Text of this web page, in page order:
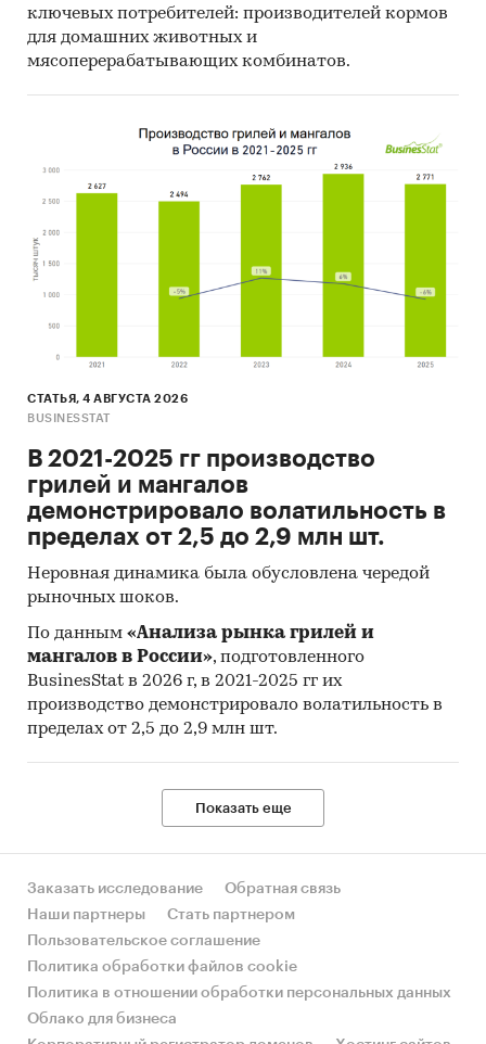
Разработать региональные акции и
спецпредложения с учетом покупательской
способности.
Развить дистрибуцию и партнёрскую
Определить перспективные регионы
для открытия новых точек продаж или
складов.
привлекательность и потенциал рынка.
Сравнить рынки в разных регионах перед
запуском проектов. Рассчитать
сокращении присутствия в конкретных
регионах.
спланировать объемы выпуска под
реальный спрос в каждом регионе.
В категорию «филе замороженной рыбы»
входят суммарно (без сегментации по видам):
филе рыбы замороженное, включая фарш
Компания «Экспресс-Обзор» – с 2005 года на
рынке готовых исследований. Исследования,
проведенные специалистами «Экспресс-
Обзор», дают возможность в сжатом виде
получить основную информацию и общее
представление о ситуации на рынке.
Полученные в ходе исследования оценки
В портфеле компании более 2000 регулярно
обновляемых исследований.
Категории: Потребительские товары
Продукты питания / Замороженные
Потребительские товары / ... / Рыба / Рыбное
филе
Россия
ключевых потребителей: производителей кормов
для домашних животных и
мясоперерабатывающих комбинатов.
СТАТЬЯ, 4 АВГУСТА 2026
BUSINESSTAT
В 2021-2025 гг производство
грилей и мангалов
демонстрировало волатильность в
пределах от 2,5 до 2,9 млн шт.
Неровная динамика была обусловлена чередой
рыночных шоков.
По данным «Анализа рынка грилей и
мангалов в России», подготовленного
BusinesStat в 2026 г, в 2021-2025 гг их
производство демонстрировало волатильность в
пределах от 2,5 до 2,9 млн шт.
Показать еще
Заказать исследование
Обратная связь
Наши партнеры
Стать партнером
Пользовательское соглашение
Политика обработки файлов cookie
Политика в отношении обработки персональных данных
Облако для бизнеса